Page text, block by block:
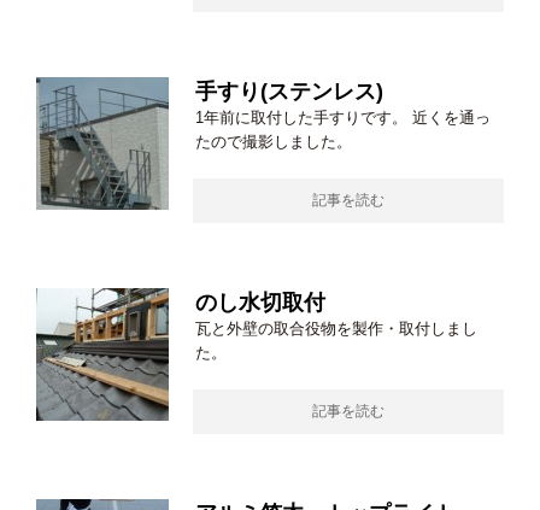
手すり(ステンレス)
1年前に取付した手すりです。 近くを通っ
たので撮影しました。
記事を読む
のし水切取付
瓦と外壁の取合役物を製作・取付しまし
た。
記事を読む